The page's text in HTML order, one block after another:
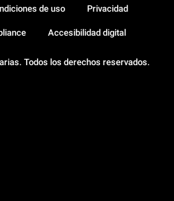
Todos los derechos reservados.
de uso Privacidad
Accesibilidad digital